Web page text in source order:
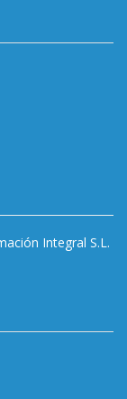
Integral S.L.